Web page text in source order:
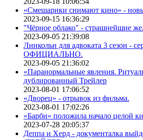
«Смешарики снимают кино» -
2023-09-15 16:36:29
"Чёрное облако" - страшнейшие
2023-09-05 21:39:08
Линкольн для адвоката 3 сезон -
ОФИЦИАЛЬНО.
2023-09-05 21:36:02
«Паранормальные явления.
дублированный Трейлер
2023-08-01 17:06:52
«Дворец» - отрывок из фильма.
2023-08-01 17:02:26
«Барби» положила начало целой
2023-07-28 20:05:37
Деппа и Херд - документалка